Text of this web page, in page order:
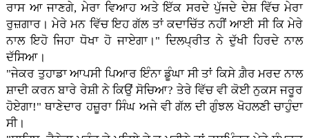
ਰਾਸ ਆ ਜਾਣਗੇ, ਮੇਰਾ ਵਿਆਹ ਅਤੇ ਇੱਕ ਸਰਦੇ ਪੁੱਜਦੇ ਦੇਸ਼ ਵਿੱਚ ਮੇਰਾ
ਰੁਜ਼ਗਾਰ। ਮੇਰੇ ਮਨ ਵਿੱਚ ਇਹ ਗੱਲ ਤਾਂ ਕਦਾਚਿੱਤ ਨਹੀਂ ਆਈ ਸੀ ਕਿ ਮੇਰੇ
ਨਾਲ ਇਹੋ ਜਿਹਾ ਧੋਖਾ ਹੋ ਜਾਏਗਾ।" ਦਿਲਪ੍ਰੀਤ ਨੇ ਦੁੱਖੀ ਹਿਰਦੇ ਨਾਲ
ਦੱਸਿਆ।
"ਜੇਕਰ ਤੁਹਾਡਾ ਆਪਸੀ ਪਿਆਰ ਇੰਨਾ ਡੂੰਘਾ ਸੀ ਤਾਂ ਕਿਸੇ ਗ਼ੈਰ ਮਰਦ ਨਾਲ
ਸ਼ਾਦੀ ਕਰਨ ਬਾਰੇ ਰੇਸ਼ੀ ਨੇ ਕਿਉਂ ਸੋਚਿਆ? ਤੇਰੇ ਵਿੱਚ ਵੀ ਕੋਈ ਨੁਕਸ ਜਰੂਰ
ਹੋਏਗਾ!" ਥਾਣੇਦਾਰ ਹਜ਼ੂਰਾ ਸਿੰਘ ਅਜੇ ਵੀ ਗੱਲ ਦੀ ਗੁੰਝਲ ਖੋਹਲਣੀ ਚਾਹੁੰਦਾ
ਸੀ।